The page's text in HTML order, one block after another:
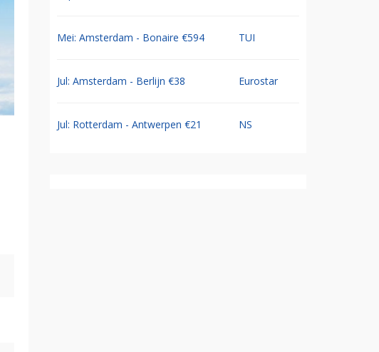
Mei: Amsterdam - Bonaire €594 TUI
Jul: Amsterdam - Berlijn €38 Eurostar
Jul: Rotterdam - Antwerpen €21 NS